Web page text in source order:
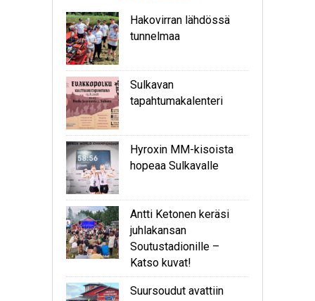
Hakovirran lähdössä
tunnelmaa
Sulkavan
tapahtumakalenteri
Hyroxin MM-kisoista
hopeaa Sulkavalle
Antti Ketonen keräsi
juhlakansan
Soutustadionille –
Katso kuvat!
Suursoudut avattiin